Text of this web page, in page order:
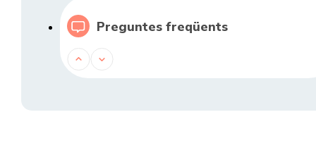
Preguntes freqüents